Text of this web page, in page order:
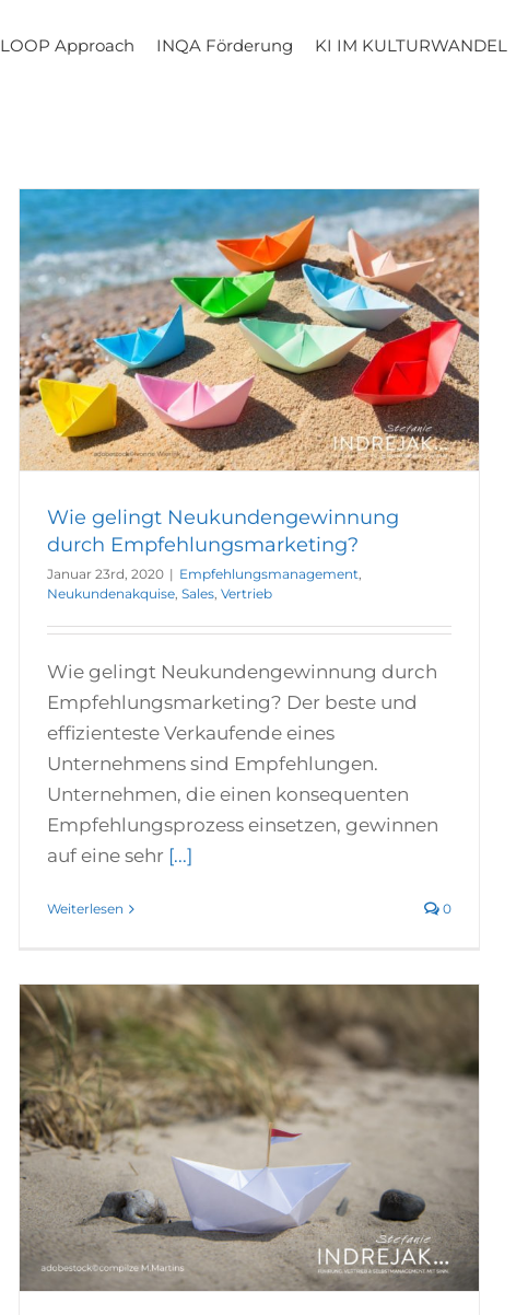
LOOP Approach INQA Förderung KI IM KULTURWANDEL
Wie gelingt Neukundengewinnung
durch Empfehlungsmarketing?
Januar 23rd, 2020 | Empfehlungsmanagement,
Neukundenakquise, Sales, Vertrieb
Wie gelingt Neukundengewinnung durch
Empfehlungsmarketing? Der beste und
effizienteste Verkaufende eines
Unternehmens sind Empfehlungen.
Unternehmen, die einen konsequenten
Empfehlungsprozess einsetzen, gewinnen
auf eine sehr [...]
Weiterlesen 0